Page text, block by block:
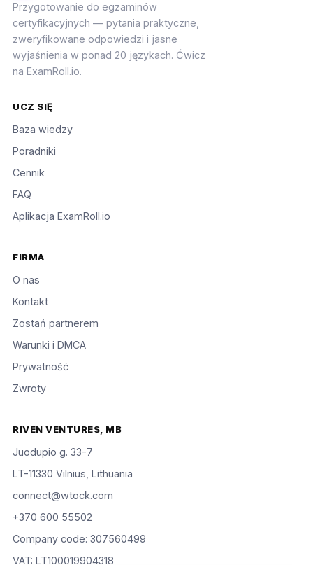
Przygotowanie do egzaminów
certyfikacyjnych — pytania praktyczne,
zweryfikowane odpowiedzi i jasne
wyjaśnienia w ponad 20 językach. Ćwicz
na ExamRoll.io.
UCZ SIĘ
Baza wiedzy
Poradniki
Cennik
FAQ
Aplikacja ExamRoll.io
FIRMA
O nas
Kontakt
Zostań partnerem
Warunki i DMCA
Prywatność
Zwroty
RIVEN VENTURES, MB
Juodupio g. 33-7
LT-11330 Vilnius, Lithuania
connect@wtock.com
+370 600 55502
Company code: 307560499
VAT: LT100019904318